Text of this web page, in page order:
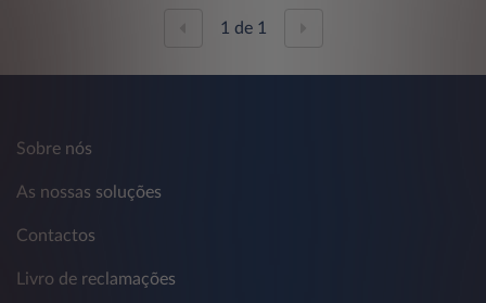
1 de 1
Sobre nós
As nossas soluções
Contactos
Livro de reclamações